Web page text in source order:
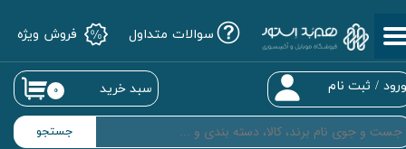
جستجو
/ ثبت نام
حساب کاربری من
تغییر گذر واژه
سفارشات
۰ سبد خرید
سوالات متداول فروش ویژه